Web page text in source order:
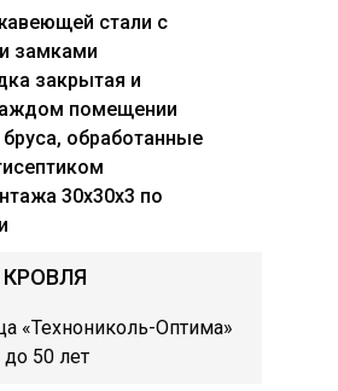
стали с
замками
закрытая и
помещении
обработанные
30х30х3 по
КРОВЛЯ
«Технониколь-Оптима»
50 лет